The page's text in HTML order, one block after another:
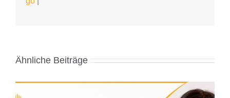
Ähnliche Beiträge